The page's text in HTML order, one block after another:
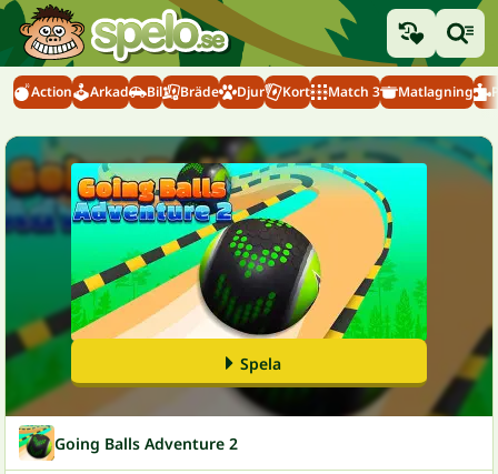
Action Arkad Bil Bräde Djur Kort Match 3 Matlagning
Spela
Going Balls Adventure 2